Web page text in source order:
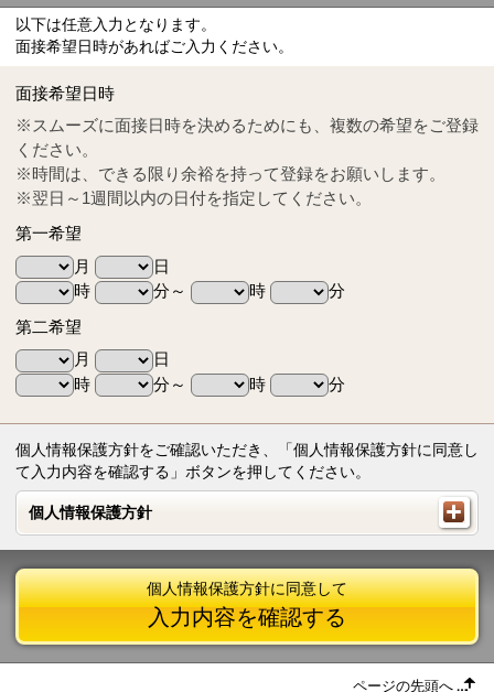
Tel
0570-55-0314
以下は任意入力となります。
面接希望日時があればご入力ください。
面接希望日時
※スムーズに面接日時を決めるためにも、複数の希望をご登録
ください。
※時間は、できる限り余裕を持って登録をお願いします。
※翌日～1週間以内の日付を指定してください。
第一希望
月
日
時
分～ 時
分
第二希望
月
日
時
分～ 時 分
個人情報保護方針をご確認いただき、「個人情報保護方針に同意し
て入力内容を確認する」ボタンを押してください。
個人情報保護方針
個人情報保護方針
個人情報保護方針に同意して
入力内容を確認する
ページの先頭へ